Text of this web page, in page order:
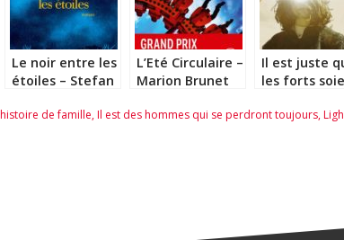
Le noir entre les
étoiles – Stefan
L’Eté Circulaire –
Marion Brunet
Il est juste
les forts
Thibault
histoire de famille,Il est des hommes qui se perdront toujours,